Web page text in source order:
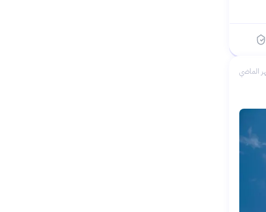
الماضي